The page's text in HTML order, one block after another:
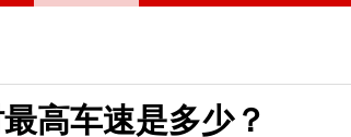
高车速是多少？